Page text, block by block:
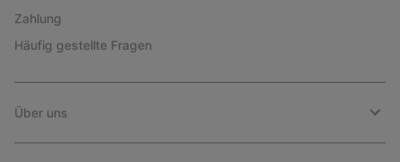
Zahlung
Häufig gestellte Fragen
Über uns